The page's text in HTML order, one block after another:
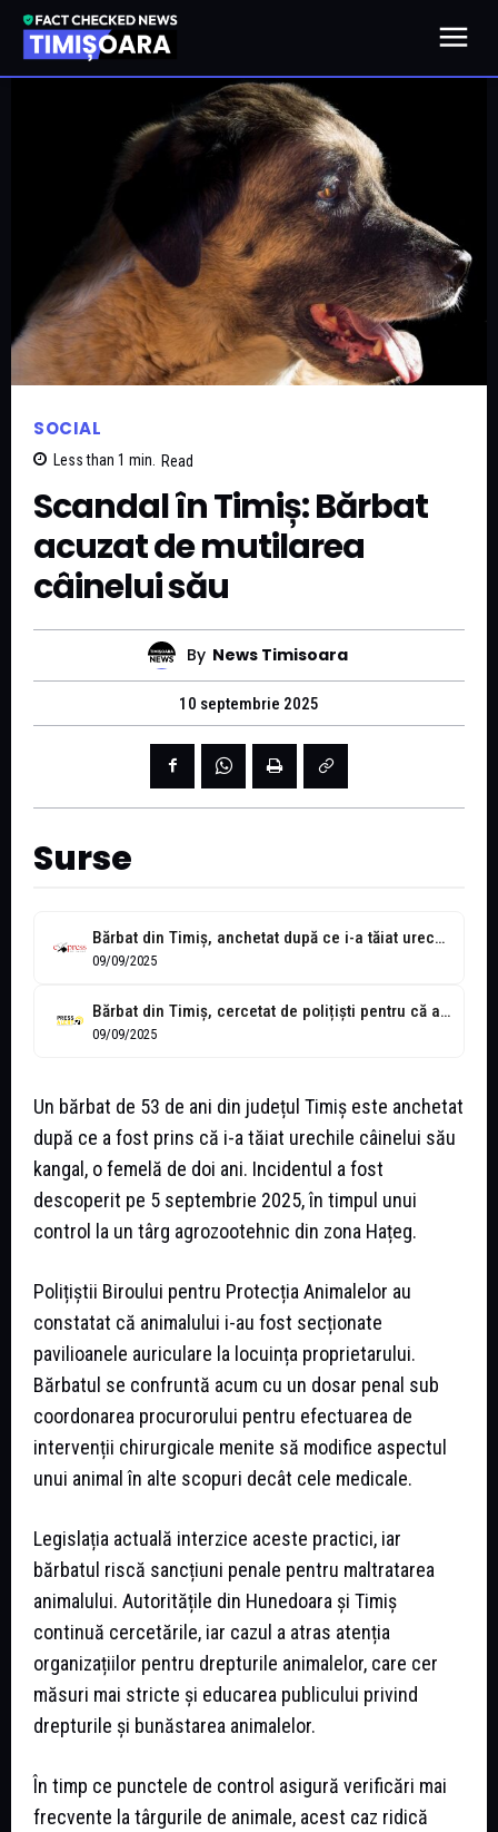
SOCIAL
Less than 1 min. Read
Scandal în Timiș: Bărbat
acuzat de mutilarea
câinelui său
By News Timisoara
10 septembrie 2025
Surse
Bărbat din Timiș, anchetat după ce i-a tăiat urechile câinelui său
09/09/2025
Bărbat din Timiș, cercetat de polițiști pentru că a tăiat urechile câinelui
09/09/2025
Un bărbat de 53 de ani din județul Timiș este anchetat
după ce a fost prins că i-a tăiat urechile câinelui său
kangal, o femelă de doi ani. Incidentul a fost
descoperit pe 5 septembrie 2025, în timpul unui
control la un târg agrozootehnic din zona Hațeg.
Polițiștii Biroului pentru Protecția Animalelor au
constatat că animalului i-au fost secționate
pavilioanele auriculare la locuința proprietarului.
Bărbatul se confruntă acum cu un dosar penal sub
coordonarea procurorului pentru efectuarea de
intervenții chirurgicale menite să modifice aspectul
unui animal în alte scopuri decât cele medicale.
Legislația actuală interzice aceste practici, iar
bărbatul riscă sancțiuni penale pentru maltratarea
animalului. Autoritățile din Hunedoara și Timiș
continuă cercetările, iar cazul a atras atenția
organizațiilor pentru drepturile animalelor, care cer
măsuri mai stricte și educarea publicului privind
drepturile și bunăstarea animalelor.
În timp ce punctele de control asigură verificări mai
frecvente la târgurile de animale, acest caz ridică